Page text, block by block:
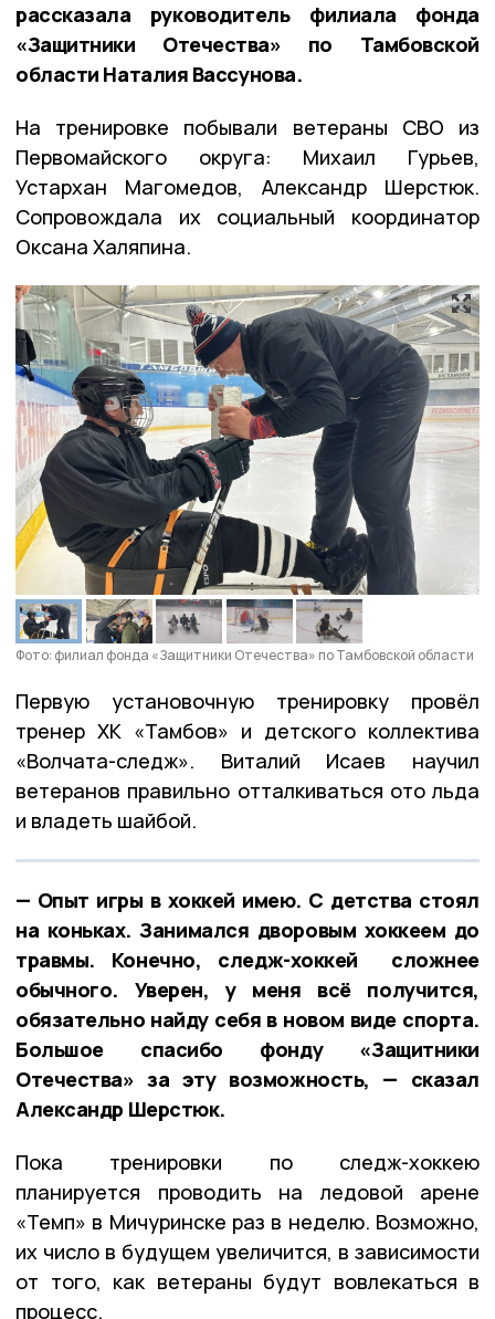
рассказала руководитель филиала фонда
«Защитники Отечества» по Тамбовской
области Наталия Вассунова.
На тренировке побывали ветераны СВО из
Первомайского округа: Михаил Гурьев,
Устархан Магомедов, Александр Шерстюк.
Сопровождала их социальный координатор
Оксана Халяпина.
Фото: филиал фонда «Защитники Отечества» по Тамбовской области
Первую установочную тренировку провёл
тренер ХК «Тамбов» и детского коллектива
«Волчата-следж». Виталий Исаев научил
ветеранов правильно отталкиваться ото льда
и владеть шайбой.
— Опыт игры в хоккей имею. С детства стоял
на коньках. Занимался дворовым хоккеем до
травмы. Конечно, следж-хоккей сложнее
обычного. Уверен, у меня всё получится,
обязательно найду себя в новом виде спорта.
Большое спасибо фонду «Защитники
Отечества» за эту возможность, — сказал
Александр Шерстюк.
Пока тренировки по следж-хоккею
планируется проводить на ледовой арене
«Темп» в Мичуринске раз в неделю. Возможно,
их число в будущем увеличится, в зависимости
от того, как ветераны будут вовлекаться в
процесс.